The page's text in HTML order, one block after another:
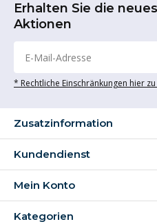
Erhalten Sie die
Aktionen
* Rechtliche Einschränkungen hier
Zusatzinformation
Kundendienst
Mein Konto
Kategorien